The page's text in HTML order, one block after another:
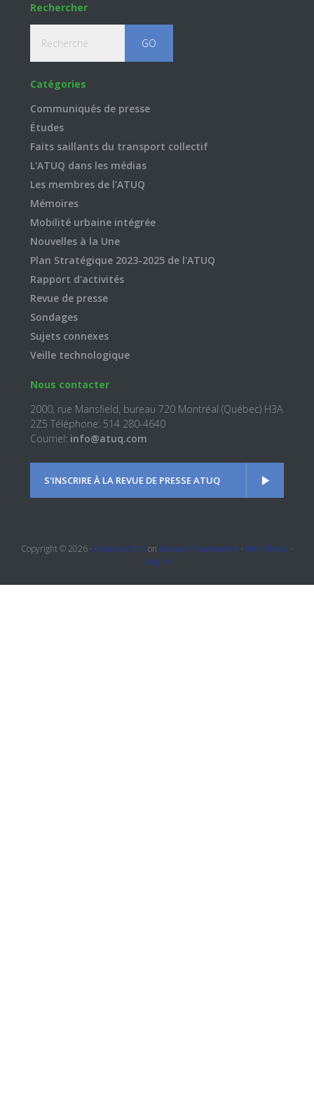
Rechercher
Catégories
Communiqués de presse
Études
Faits saillants du transport collectif
L'ATUQ dans les médias
Les membres de l'ATUQ
Mémoires
Mobilité urbaine intégrée
Nouvelles à la Une
Plan Stratégique 2023-2025 de l'ATUQ
Rapport d'activités
Revue de presse
Sondages
Sujets connexes
Veille technologique
Nous contacter
2000, rue Mansfield, bureau 720 Montréal (Québec) H3A
2Z5 Téléphone: 514 280-4640
Courriel: info@atuq.com
S'INSCRIRE À LA REVUE DE PRESSE ATUQ
Copyright © 2026 · Kickstart Pro on Genesis Framework · WordPress ·
Log in